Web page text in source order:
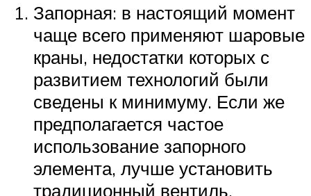
Запорная: в настоящий момент
чаще всего применяют шаровые
краны, недостатки которых с
развитием технологий были
сведены к минимуму. Если же
предполагается частое
использование запорного
элемента, лучше установить
традиционный вентиль.